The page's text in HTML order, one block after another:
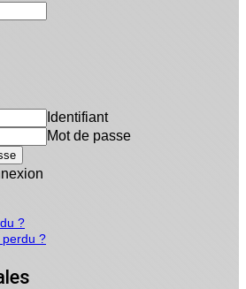
Identifiant
Mot de passe
?
perdu ?